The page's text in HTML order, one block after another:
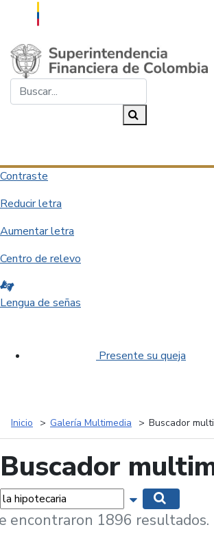
Saltar al contenido principal
Contraste
Reducir letra
Aumentar letra
Centro de relevo
Lengua de señas
Presente su queja
Inicio Galería Multimedia Buscador
Buscador
Mostrar
encontraron 1896 resultados.